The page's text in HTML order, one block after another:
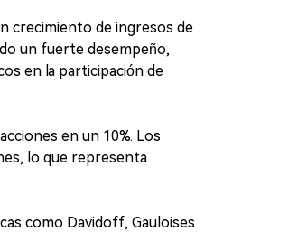
crecimiento de ingresos de
un fuerte desempeño,
en la participación de
en un 10%. Los
lo que representa
como Davidoff, Gauloises